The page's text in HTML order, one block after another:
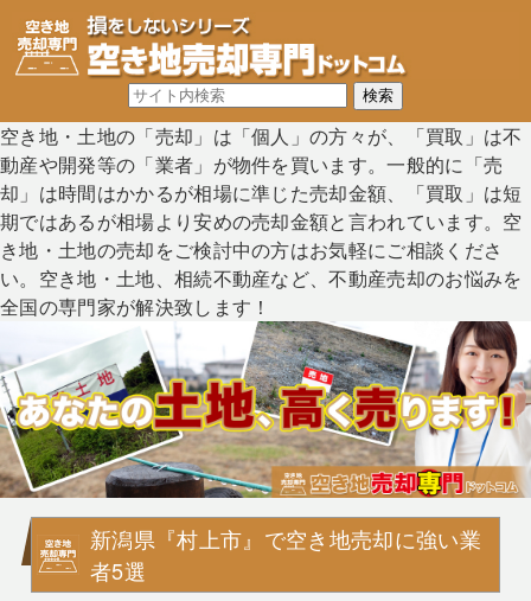
空き地・土地の「売却」は「個人」の方々が、「買取」は不
動産や開発等の「業者」が物件を買います。一般的に「売
却」は時間はかかるが相場に準じた売却金額、「買取」は短
期ではあるが相場より安めの売却金額と言われています。空
き地・土地の売却をご検討中の方はお気軽にご相談くださ
い。空き地・土地、相続不動産など、不動産売却のお悩みを
全国の専門家が解決致します！
新潟県『村上市』で空き地売却に強い業
者5選